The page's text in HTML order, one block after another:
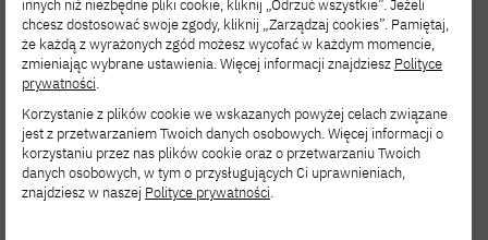
Luxembourg School of Business ASBL
(Luksemburg)
University of Piraeus Research Center
(Grecja)
Lviv Polytechnic National University
(Ukraina)
innych niż niezbędne pliki cookie, kliknij „Odrzuć wszystkie”. Jeżeli
chcesz dostosować swoje zgody, kliknij „Zarządzaj cookies”. Pamiętaj,
że każdą z wyrażonych zgód możesz wycofać w każdym momencie,
zmieniając wybrane ustawienia. Więcej informacji znajdziesz Polityce
prywatności.
Korzystanie z plików cookie we wskazanych powyżej celach związane
jest z przetwarzaniem Twoich danych osobowych. Więcej informacji o
korzystaniu przez nas plików cookie oraz o przetwarzaniu Twoich
danych osobowych, w tym o przysługujących Ci uprawnieniach,
znajdziesz w naszej Polityce prywatności.